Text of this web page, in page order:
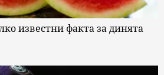
известни факта за динята